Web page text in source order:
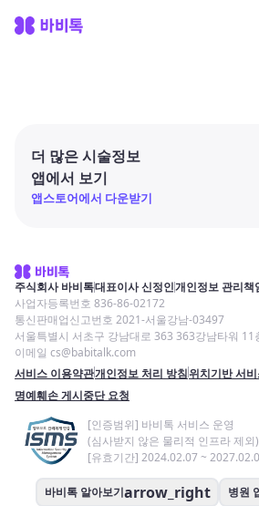
더 많은 시술정보
앱에서 보기
앱스토어에서 다운받기
주식회사 바비톡대표이사 신정인개인정보 관리책
사업자등록번호 836-86-02172
통신판매업신고번호 2021-서울강남-03497
서울특별시 서초구 강남대로 363 363강남타워 11
이메일 cs@babitalk.com
서비스 이용약관개인정보 처리 방침위치기반 서
명예훼손 게시중단 요청
[인증범위] 바비톡 서비스 운영
(심사받지 않은 물리적 인프라 제외)
[유효기간] 2024.02.07 ~
바비톡 알아보기arrow_right 병원